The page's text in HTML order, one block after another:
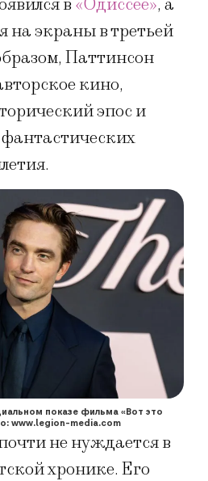
на экраны в третьей
Паттинсон
кино,
эпос и
показе фильма «Вот это
www.legion-media.com
не нуждается в
хронике. Его